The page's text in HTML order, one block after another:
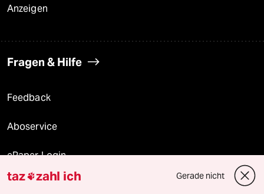
Anzeigen
Fragen & Hilfe
Feedback
Aboservice
ePaper Login
Downloads für Abonnierende
taz zahl ich Gerade nicht